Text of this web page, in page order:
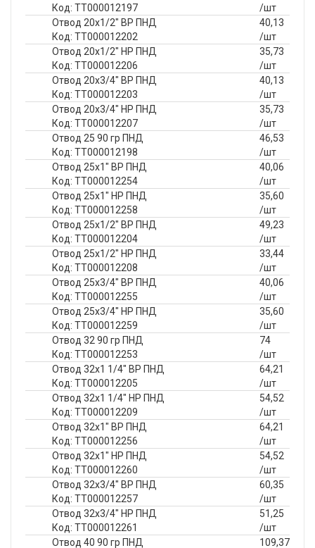
Код: ТТ000012197
/шт
Отвод 20х1/2" ВР ПНД
Код: ТТ000012202
40,13
/шт
Отвод 20х1/2" НР ПНД
Код: ТТ000012206
35,73
/шт
Отвод 20х3/4" ВР ПНД
Код: ТТ000012203
40,13
/шт
Отвод 20х3/4" НР ПНД
Код: ТТ000012207
35,73
/шт
Отвод 25 90 гр ПНД
Код: ТТ000012198
46,53
/шт
Отвод 25х1" ВР ПНД
Код: ТТ000012254
40,06
/шт
Отвод 25х1" НР ПНД
Код: ТТ000012258
35,60
/шт
Отвод 25х1/2" ВР ПНД
Код: ТТ000012204
49,23
/шт
Отвод 25х1/2" НР ПНД
Код: ТТ000012208
33,44
/шт
Отвод 25х3/4" ВР ПНД
Код: ТТ000012255
40,06
/шт
Отвод 25х3/4" НР ПНД
Код: ТТ000012259
35,60
/шт
Отвод 32 90 гр ПНД
Код: ТТ000012253
74
/шт
Отвод 32х1 1/4" ВР ПНД
Код: ТТ000012205
64,21
/шт
Отвод 32х1 1/4" НР ПНД
Код: ТТ000012209
54,52
/шт
Отвод 32х1" ВР ПНД
Код: ТТ000012256
64,21
/шт
Отвод 32х1" НР ПНД
Код: ТТ000012260
54,52
/шт
Отвод 32х3/4" ВР ПНД
Код: ТТ000012257
60,35
/шт
Отвод 32х3/4" НР ПНД
Код: ТТ000012261
51,25
/шт
Отвод 40 90 гр ПНД
109,37